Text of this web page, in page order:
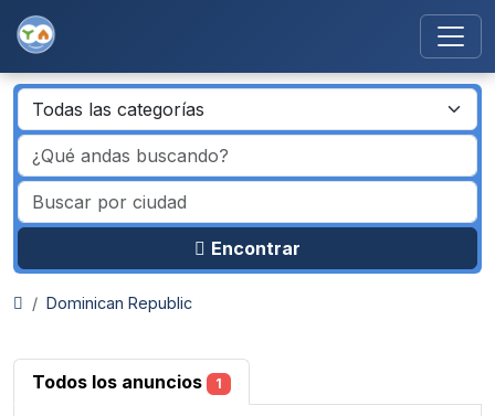
Encontrar
Dominican Republic
Todos los anuncios 1